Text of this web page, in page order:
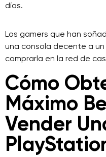
días.
Los gamers que han
una consola decente a
comprarla en la red de
Cómo
Máximo
Vender